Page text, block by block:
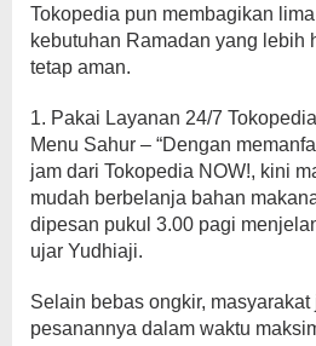
Tokopedia pun membagikan
kebutuhan Ramadan yang lebih
tetap aman.
1. Pakai Layanan 24/7
Menu Sahur – “Dengan
jam dari Tokopedia NOW!, kini
mudah berbelanja bahan
dipesan pukul 3.00 pagi
ujar Yudhiaji.
Selain bebas ongkir,
pesanannya dalam waktu